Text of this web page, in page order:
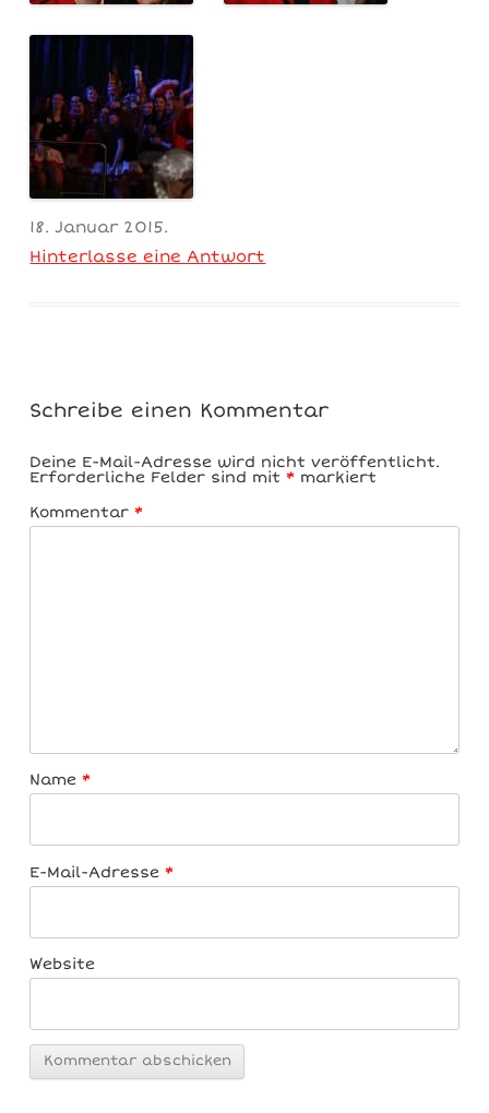
18. Januar 2015.
Hinterlasse eine Antwort
Schreibe einen Kommentar
Deine E-Mail-Adresse wird nicht veröffentlicht.
Erforderliche Felder sind mit* markiert
Kommentar*
Name*
E-Mail-Adresse*
Website